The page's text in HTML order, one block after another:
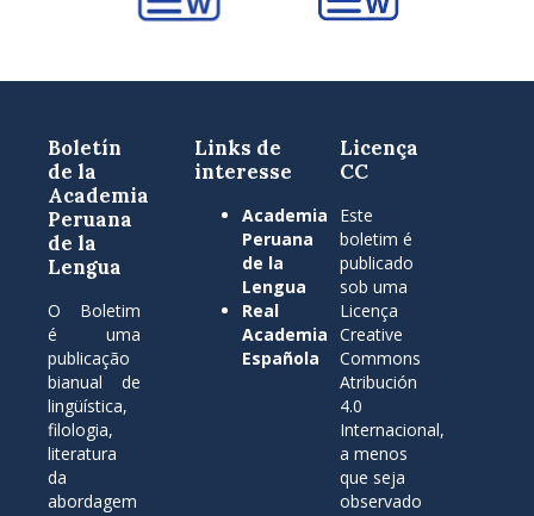
Boletín
de la
Academia
Peruana
de la
Lengua
O Boletim
é uma
publicação
bianual de
lingüística,
filologia,
literatura
da
abordagem
Links de
interesse
Academia
Peruana
de la
Lengua
Real
Academia
Española
Licença
CC
Este
boletim é
publicado
sob uma
Licença
Creative
Commons
Atribución
4.0
Internacional,
a menos
que seja
observado